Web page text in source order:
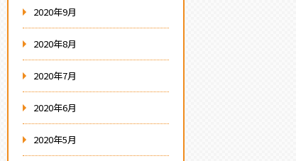
2020年9月
2020年8月
2020年7月
2020年6月
2020年5月